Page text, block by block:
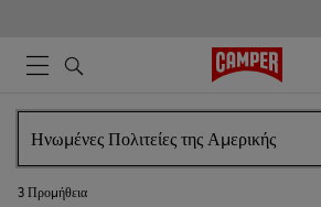
3Προμήθεια